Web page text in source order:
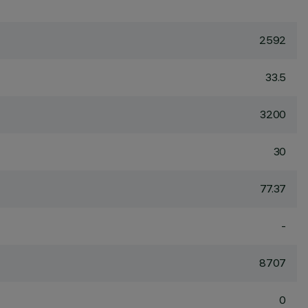
2592
33.5
3200
30
77.37
-
8707
0